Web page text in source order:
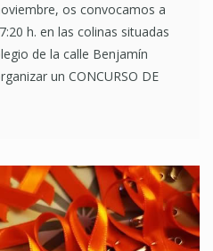
os convocamos a
h. en las colinas situadas
de la calle Benjamín
un CONCURSO DE